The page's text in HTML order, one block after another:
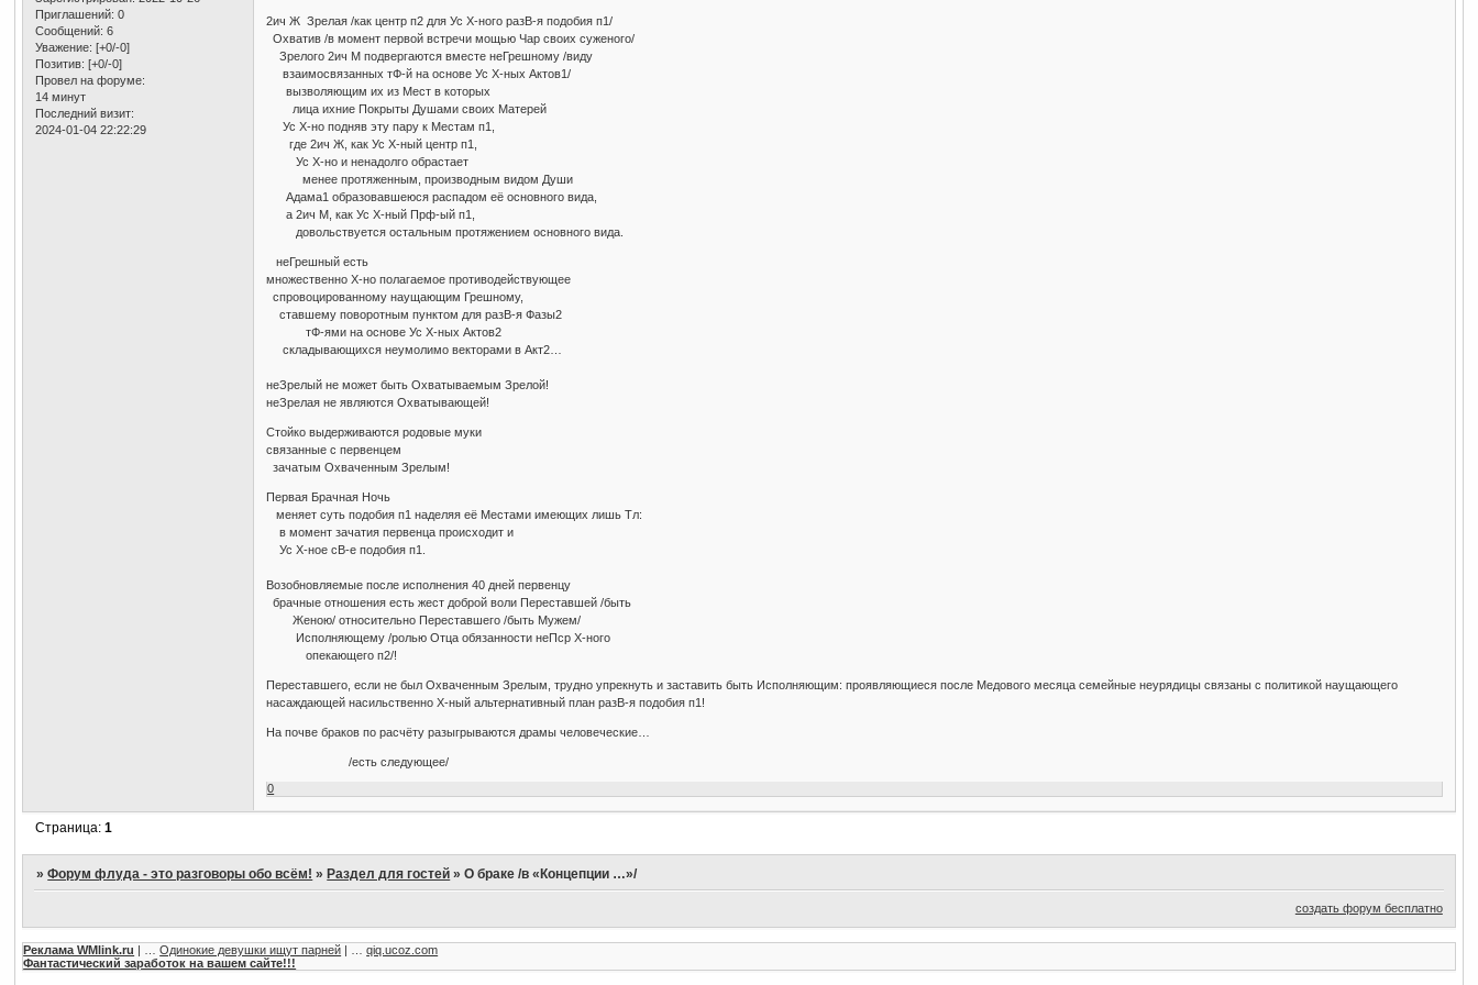
Приглашений: 0
Сообщений: 6
Уважение: [+0/-0]
Позитив: [+0/-0]
Провел на форуме:
14 минут
Последний визит:
2024-01-04 22:22:29
2ич Ж Зрелая /как центр п2 для Ус Х-ного разВ-я подобия п1/
Охватив /в момент первой встречи мощью Чар своих суженого/
Зрелого 2ич М подвергаются вместе неГрешному /виду
взаимосвязанных тФ-й на основе Ус Х-ных Актов1/
вызволяющим их из Мест в которых
лица ихние Покрыты Душами своих Матерей
Ус Х-но подняв эту пару к Местам п1,
где 2ич Ж, как Ус Х-ный центр п1,
Ус Х-но и ненадолго обрастает
менее протяженным, производным видом Души
Адама1 образовавшеюся распадом её основного вида,
а 2ич М, как Ус Х-ный Прф-ый п1,
довольствуется остальным протяжением основного вида.
неГрешный есть
множественно Х-но полагаемое противодействующее
спровоцированному наущающим Грешному,
ставшему поворотным пунктом для разВ-я Фазы2
тФ-ями на основе Ус Х-ных Актов2
складывающихся неумолимо векторами в Акт2…
неЗрелый не может быть Охватываемым Зрелой!
неЗрелая не являются Охватывающей!
Стойко выдерживаются родовые муки
связанные с первенцем
зачатым Охваченным Зрелым!
Первая Брачная Ночь
меняет суть подобия п1 наделяя её Местами имеющих лишь Тл:
в момент зачатия первенца происходит и
Ус Х-ное сВ-е подобия п1.
Возобновляемые после исполнения 40 дней первенцу
брачные отношения есть жест доброй воли Переставшей /быть
Женою/ относительно Переставшего /быть Мужем/
Исполняющему /ролью Отца обязанности неПср Х-ного
опекающего п2/!
Переставшего, если не был Охваченным Зрелым, трудно упрекнуть и заставить быть Исполняющим: проявляющиеся после Медового месяца семейные неурядицы связаны с политикой наущающего
насаждающей насильственно Х-ный альтернативный план разВ-я подобия п1!
На почве браков по расчёту разыгрываются драмы человеческие…
/есть следующее/
0
Страница:1
»Форум флуда - это разговоры обо всём! »Раздел для гостей »О браке /в «Концепции …»/
создать форум бесплатно
Реклама WMlink.ru | …Одинокие девушки ищут парней | …qiq.ucoz.com
Фантастический заработок на вашем сайте!!!